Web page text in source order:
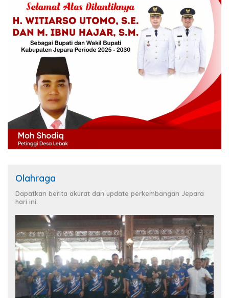
Olahraga
Dapatkan berita akurat dan update perkembangan Jepara
hari ini.